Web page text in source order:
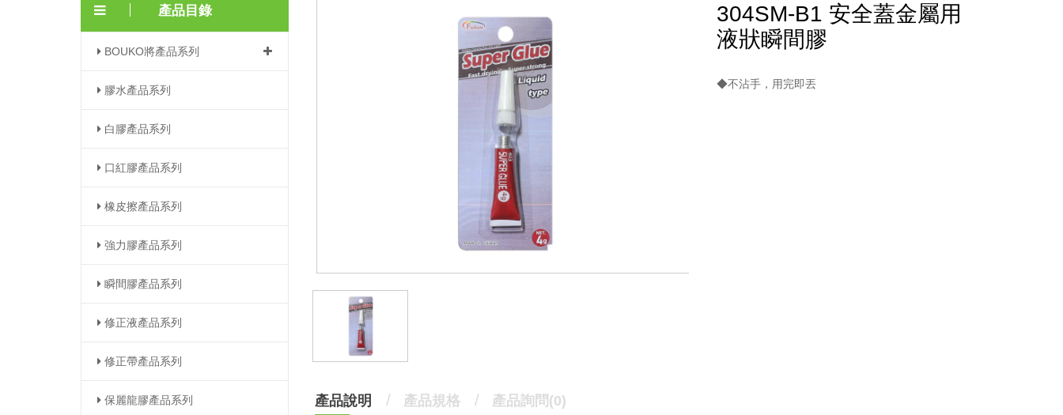
產品目錄
BOUKO將產品系列
膠水產品系列
白膠產品系列
口紅膠產品系列
橡皮擦產品系列
強力膠產品系列
瞬間膠產品系列
修正液產品系列
修正帶產品系列
保麗龍膠產品系列
304SM-B1 安全蓋金屬用
液狀瞬間膠
◆不沾手，用完即丟
產品說明 產品規格 產品詢問(0)